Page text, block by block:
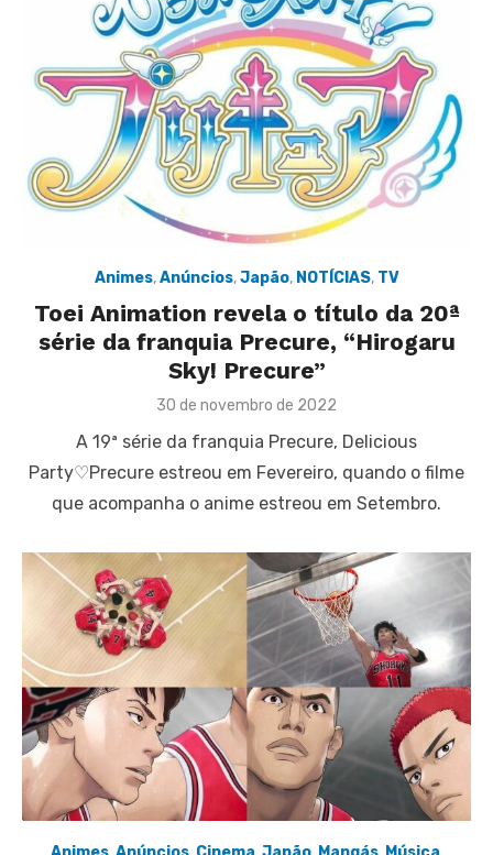
Animes,Anúncios,Japão, NOTÍCIAS, TV
Toei Animation revela o título da 20ª
série da franquia Precure, “Hirogaru
Sky! Precure”
Posted
30 de novembro de 2022
A 19ª série da franquia Precure, Delicious
Party♡Precure estreou em Fevereiro, quando o filme
que acompanha o anime estreou em Setembro.